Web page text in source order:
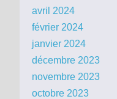
avril 2024
février 2024
janvier 2024
décembre 2023
novembre 2023
octobre 2023